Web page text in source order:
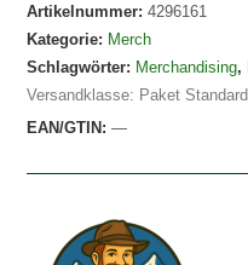
Artikelnummer:4296161
Kategorie: Merch
Schlagwörter: Merchandising,
Versandklasse: Paket Standard
EAN/GTIN:—